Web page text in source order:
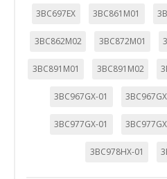
3BC697EX 3BC861M01
3BC862M02 3BC872M01
3BC891M01 3BC891M02
3BC967GX-01
3BC977GX-01
3BC978HX-01